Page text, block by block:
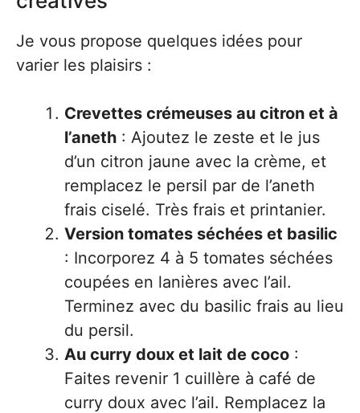
Je vous propose quelques idées pour
varier les plaisirs :
Crevettes crémeuses au citron et à
l’aneth : Ajoutez le zeste et le jus
d’un citron jaune avec la crème, et
remplacez le persil par de l’aneth
frais ciselé. Très frais et printanier.
Version tomates séchées et basilic
: Incorporez 4 à 5 tomates séchées
coupées en lanières avec l’ail.
Terminez avec du basilic frais au lieu
du persil.
Au curry doux et lait de coco :
Faites revenir 1 cuillère à café de
curry doux avec l’ail. Remplacez la